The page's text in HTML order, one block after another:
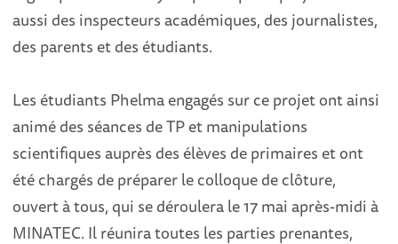
aussi des inspecteurs académiques, des journalistes,
des parents et des étudiants.
Les étudiants Phelma engagés sur ce projet ont ainsi
animé des séances de TP et manipulations
scientifiques auprès des élèves de primaires et ont
été chargés de préparer le colloque de clôture,
ouvert à tous, qui se déroulera le 17 mai après-midi à
MINATEC. Il réunira toutes les parties prenantes,